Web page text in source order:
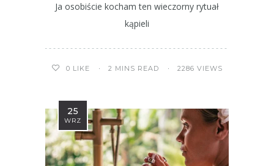
Ja osobiście kocham ten wieczorny rytuał
kąpieli
0 LIKE 2 MINS READ 2286 VIEWS
25
WRZ